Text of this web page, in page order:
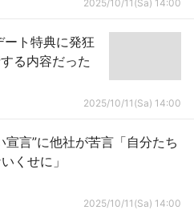
2025/10/11(Sa) 14:00
ート特典に発狂
る内容だった
2025/10/11(Sa) 14:00
言”に他社が苦言「自分たち
くせに」
2025/10/11(Sa) 14:00